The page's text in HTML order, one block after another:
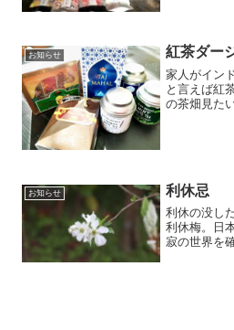
お知らせ 紅茶ダー
家人がイン
と言えば紅
の茶畑見た
お知らせ 利休忌
利休の没し
利休梅。日
寂の世界を